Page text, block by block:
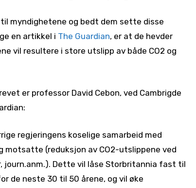
myndighetene og bedt dem sette disse
en artikkel i The Guardian, er at de hevder
vil resultere i store utslipp av både CO2 og
er professor David Cebon, ved Cambrigde
regjeringens koselige samarbeid med
(reduksjon av CO2-utslippene ved
journ.anm.). Dette vil låse Storbritannia fast til
de neste 30 til 50 årene, og vil øke